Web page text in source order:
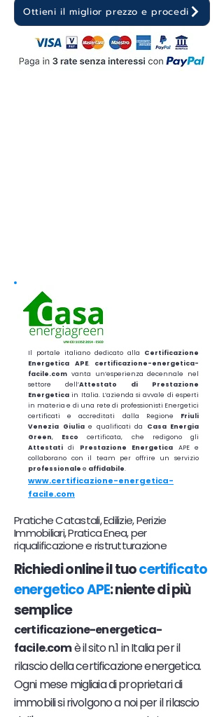
Ottieni il miglior prezzo e procedi
Il portale italiano dedicato alla Certificazione
Energetica APE. certificazione-energetica-
facile.com vanta un’esperienza decennale nel
settore dell’Attestato di Prestazione
Energetica in Italia. L’azienda si avvale di esperti
in materia e di una rete di professionisti Energetici
certificati e accreditati dalla Regione Friuli
Venezia Giuliae qualificati da
Casa Energia
Green, Escocertificata, che redigono gli
Attestatidi Prestazione Energetica APE e
collaborano con il team per offrire un servizio
professionale e affidabile.
www.certificazione-energetica-
facile.com
Pratiche Catastali, Edilizie, Perizie
Immobiliari, Pratica Enea, per
riqualificazione e ristrutturazione
Richiedi online il tuocertificato
energetico APE: niente di più
semplice
certificazione-energetica-
facile.comè il sito n.1 in Italia per il
rilascio della certificazione energetica.
Ogni mese migliaia di proprietari di
immobili si rivolgono a noi per il rilascio